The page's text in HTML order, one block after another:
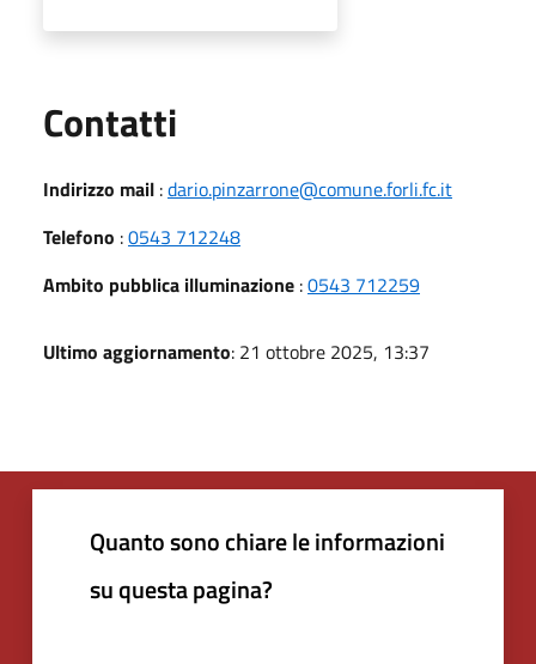
Contatti
Indirizzo mail :dario.pinzarrone@comune.forli.fc.it
Telefono :0543 712248
Ambito pubblica illuminazione :0543 712259
Ultimo aggiornamento: 21 ottobre 2025, 13:37
Quanto sono chiare le informazioni
su questa pagina?